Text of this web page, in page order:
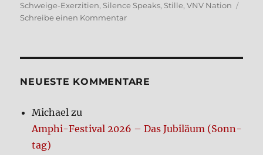
Schweige-Exerzitien, Silence Speaks, Stille,VNV Nation
Schreibe einen Kommentarzu
on)
tar
NEUE­STE KOM­MEN­TA­RE
Michael zu
Amphi-Festi­val 2026 – Das Jubi­lä­um (Sonn­
tag)